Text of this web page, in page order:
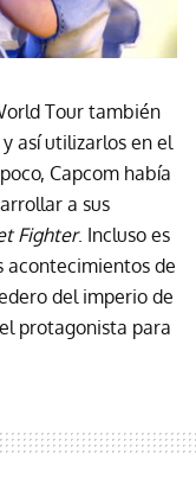
Tour también
así utilizarlos en el
Capcom había
a sus
Fighter. Incluso es
acontecimientos de
del imperio de
protagonista para